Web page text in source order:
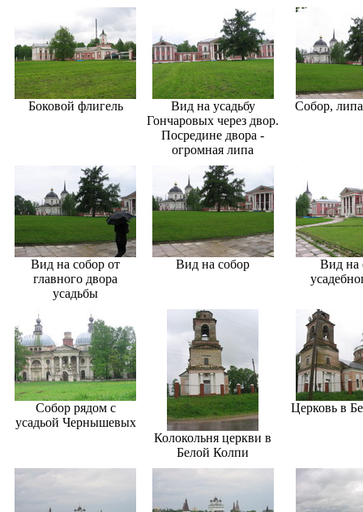
Боковой флигель
Вид на усадьбу
Гончаровых через двор.
Посредине двора -
огромная липа
Собор,
Вид на собор от
главного двора
усадьбы
Вид на собор
Вид на
Собор рядом с
усадьой Чернышевых
Колокольня церкви в
Белой Колпи
Церковь в